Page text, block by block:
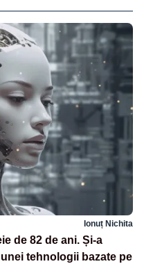
Ionuț Nichita
de 82 de ani. Și-a
tehnologii bazate pe